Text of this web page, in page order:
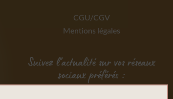
CGU/CGV
Mentions légales
Suivez l’actualité sur vos réseaux
sociaux préférés :